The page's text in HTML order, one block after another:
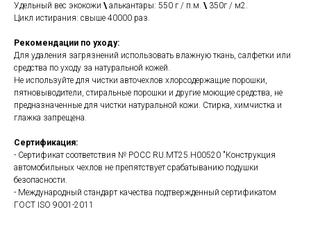
Удельный вес экокожи \ алькантары: 550 г / п.м. \ 350г / м2.
Цикл истирания: свыше 40000 раз.
Рекомендации по уходу:
Для удаления загрязнений использовать влажную ткань, салфетки или
средства по уходу за натуральной кожей.
Не используйте для чистки авточехлов хлорсодержащие порошки,
пятновыводители, стиральные порошки и другие моющие средства, не
предназначенные для чистки натуральной кожи. Стирка, химчистка и
глажка запрещена.
Сертификация:
- Сертификат соответствия № РОСС RU.МТ25.Н00520 "Конструкция
автомобильных чехлов не препятствует срабатыванию подушки
безопасности.
- Международный стандарт качества подтвержденный сертификатом
ГОСТ ISO 9001-2011